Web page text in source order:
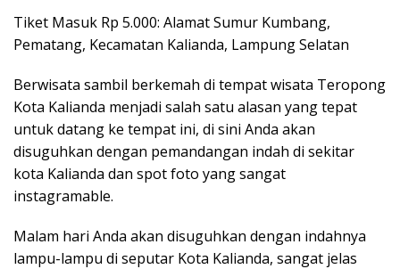
Tiket Masuk Rp 5.000: Alamat Sumur Kumbang,
Pematang, Kecamatan Kalianda, Lampung Selatan
Berwisata sambil berkemah di tempat wisata Teropong
Kota Kalianda menjadi salah satu alasan yang tepat
untuk datang ke tempat ini, di sini Anda akan
disuguhkan dengan pemandangan indah di sekitar
kota Kalianda dan spot foto yang sangat
instagramable.
Malam hari Anda akan disuguhkan dengan indahnya
lampu-lampu di seputar Kota Kalianda, sangat jelas